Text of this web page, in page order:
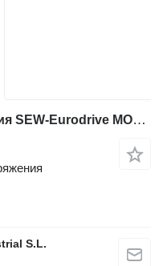
Преобразователь напряжения SEW-Eurodrive MOVITRAC 31C007-503-4-00 для промышленного оборудования
S.L.